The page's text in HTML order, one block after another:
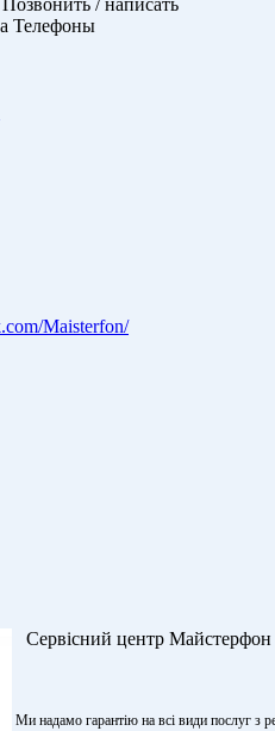
Позвонить / написать
Телефоны
Maisterfon/
Сервісний центр Майстерфон
Ми надамо гарантію на всі види послуг з